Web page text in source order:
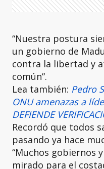
“Nuestra postura
un gobierno de
contra la libertad y
común”.
Lea también: Pedro
ONU amenazas a
DEFIENDE
Recordó que todos
pasando ya hace
“Muchos gobiernos
mirado para el